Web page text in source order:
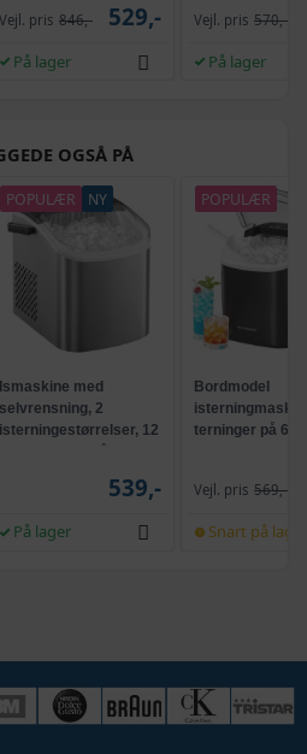
Vejl. pris 846,- 529,-
På lager
Vejl. pris 570,-
På lager
OGSÅ PÅ
POPULÆR NY
Ismaskine med
selvrensning, 2
isterningestørrelser, 12
539,-
På lager
POPULÆR
Bordmodel
terninger på 6
Vejl. pris 569,-
Snart på lager